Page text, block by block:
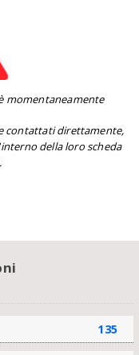
momentaneamente
contattati direttamente,
della loro scheda
135